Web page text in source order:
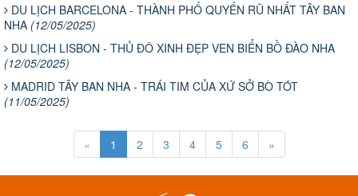
DU LỊCH BARCELONA - THÀNH PHỐ QUYẾN RŨ NHẤT TÂY BAN
NHA (12/05/2025)
DU LỊCH LISBON - THỦ ĐÔ XINH ĐẸP VEN BIỂN BỒ ĐÀO NHA
(12/05/2025)
MADRID TÂY BAN NHA - TRÁI TIM CỦA XỨ SỞ BÒ TÓT
(11/05/2025)
« 1 2 3 4 5 6 »